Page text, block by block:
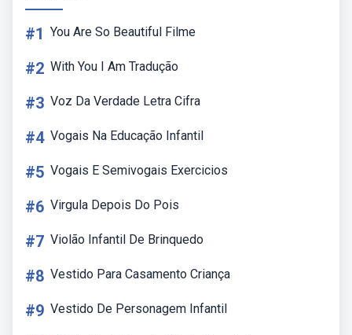
#1 You Are So Beautiful Filme
#2 With You I Am Tradução
#3 Voz Da Verdade Letra Cifra
#4 Vogais Na Educação Infantil
#5 Vogais E Semivogais Exercicios
#6 Virgula Depois Do Pois
#7 Violão Infantil De Brinquedo
#8 Vestido Para Casamento Criança
#9 Vestido De Personagem Infantil